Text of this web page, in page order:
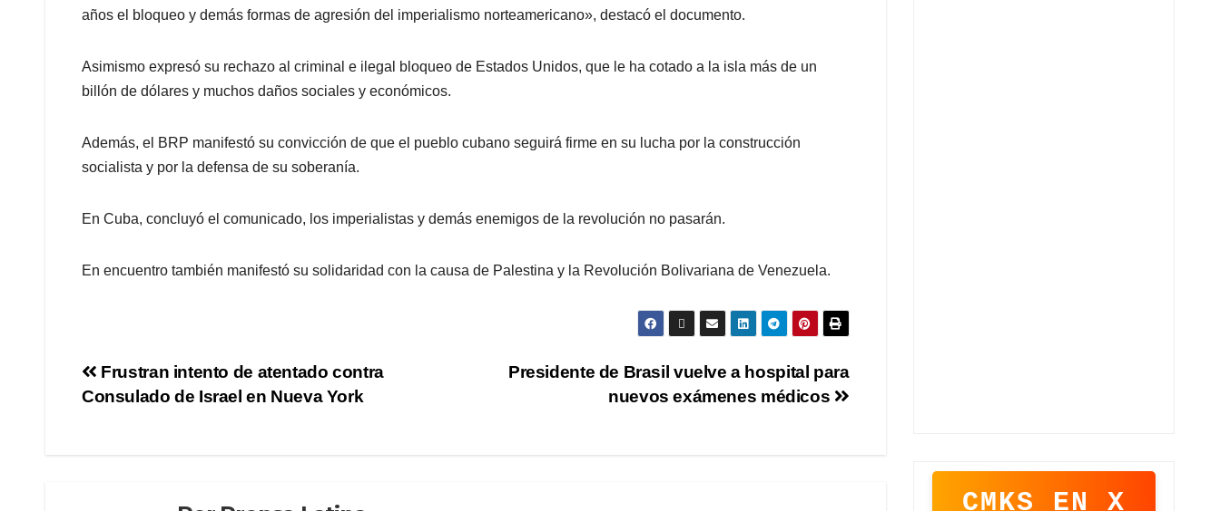
años el bloqueo y demás formas de agresión del imperialismo norteamericano», destacó el documento.
Asimismo expresó su rechazo al criminal e ilegal bloqueo de Estados Unidos, que le ha cotado a la isla más de un
billón de dólares y muchos daños sociales y económicos.
Además, el BRP manifestó su convicción de que el pueblo cubano seguirá firme en su lucha por la construcción
socialista y por la defensa de su soberanía.
En Cuba, concluyó el comunicado, los imperialistas y demás enemigos de la revolución no pasarán.
En encuentro también manifestó su solidaridad con la causa de Palestina y la Revolución Bolivariana de Venezuela.
Presidente de Brasil vuelve a hospital para
nuevos exámenes médicos
Frustran intento de atentado contra
Consulado de Israel en Nueva York
CMKS EN X